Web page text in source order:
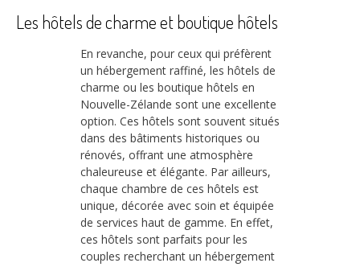
Les hôtels de charme et boutique hôtels
En revanche, pour ceux qui préfèrent
un hébergement raffiné, les hôtels de
charme ou les boutique hôtels en
Nouvelle-Zélande sont une excellente
option. Ces hôtels sont souvent situés
dans des bâtiments historiques ou
rénovés, offrant une atmosphère
chaleureuse et élégante. Par ailleurs,
chaque chambre de ces hôtels est
unique, décorée avec soin et équipée
de services haut de gamme. En effet,
ces hôtels sont parfaits pour les
couples recherchant un hébergement